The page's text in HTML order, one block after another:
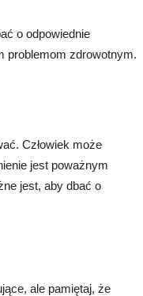
o odpowiednie
problemom zdrowotnym.
Człowiek może
jest poważnym
jest, aby dbać o
ale pamiętaj, że